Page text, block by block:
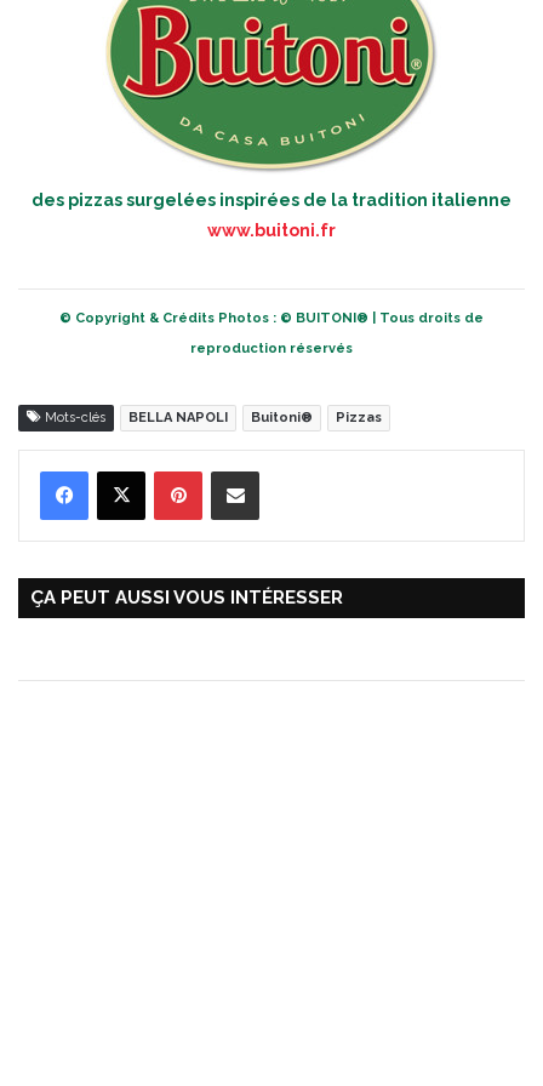
des pizzas surgelées inspirées de la tradition italienne
www.buitoni.fr
© Copyright & Crédits Photos : © BUITONI® | Tous droits de
reproduction réservés
Mots-clés BELLA NAPOLI Buitoni® Pizzas
ÇA PEUT AUSSI VOUS INTÉRESSER